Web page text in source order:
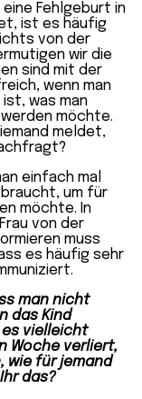
eine Fehlgeburt in
ist es häufig
von der
wir die
sind mit der
wenn man
was man
möchte.
meldet,
einfach mal
um für
möchte. In
von der
muss
es häufig sehr
man nicht
das Kind
es vielleicht
Woche verliert,
wie für jemand
das?